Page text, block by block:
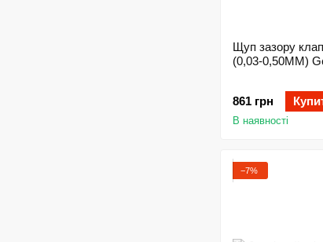
Щуп зазору
(0,03-0,50MM)
861 грн
В наявності
−7%